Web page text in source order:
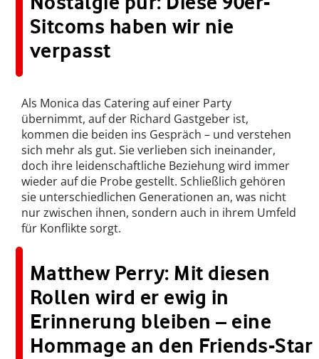
Sitcoms haben wir nie
verpasst
Als Monica das Catering auf einer Party
übernimmt, auf der Richard Gastgeber ist,
kommen die beiden ins Gespräch – und verstehen
sich mehr als gut. Sie verlieben sich ineinander,
doch ihre leidenschaftliche Beziehung wird immer
wieder auf die Probe gestellt. Schließlich gehören
sie unterschiedlichen Generationen an, was nicht
nur zwischen ihnen, sondern auch in ihrem Umfeld
für Konflikte sorgt.
Matthew Perry: Mit diesen
Rollen wird er ewig in
Erinnerung bleiben – eine
Hommage an den Friends-Star